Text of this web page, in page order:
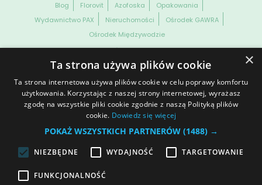
Blog Florovit Azofoska
Opakowania
Wydawnictwo PAX
Nieruchomości
Ośrodek GAWRA
Ośrodek Międzywodzie
WSZELKIE PRAWA ZASTRZEŻONE. GRUPA INCO S.A. INFORMACJE
ZAWARTE NA NASZEJ STRONIE NIE STANOWIĄ OFERTY HANDLOWEJ
W ROZUMIENIU OBOWIĄZUJĄCYCH PRZEPISÓW KODEKSU
CYWILNEGO CZY PRAWA HANDLOWEGO.
Dane spółki
Prawa autorskie
Informacja o plikach cookies
Ochrona danych osobowych
© 2025 | Polityka prywatności
Otwórz ustawienia cookies
Dołącz do nas
×
Ta strona używa plików cookie
Ta strona internetowa używa plików cookie w celu poprawy komfortu
użytkowania. Korzystając z naszej strony internetowej, wyrażasz
zgodę na wszystkie pliki cookie zgodnie z naszą Polityką plików
cookie. Dowiedz się więcej
POKAŻ WSZYSTKICH PARTNERÓW (1488) →
NIEZBĘDNE WYDAJNOŚĆ TARGETOWANIE
FUNKCJONALNOŚĆ